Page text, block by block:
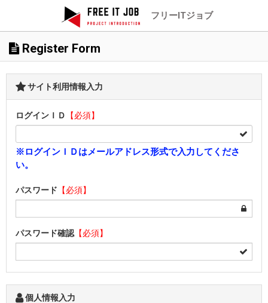
フリーITジョブ
Register Form
サイト利用情報入力
ログインＩＤ 【必須】
※ログインＩＤはメールアドレス形式で入力してくださ
い。
パスワード 【必須】
パスワード確認 【必須】
個人情報入力